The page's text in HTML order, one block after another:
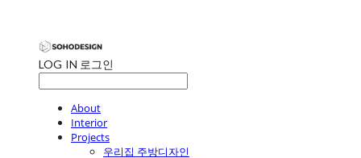
LOG IN 로그인
About
Interior
Projects
우리집 주방디자인